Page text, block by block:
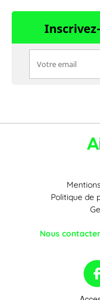
Politique de
Nous contacter